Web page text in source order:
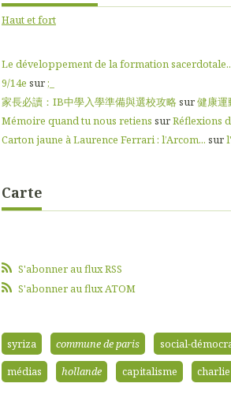
Haut et fort
Le développement de la formation
9/14e sur;_
家長必讀：IB中學入學準備與選校攻略 sur健康運
Mémoire quand tu nous retiens surRéflexions
Carton jaune à Laurence Ferrari : l’Arcom... sur
Carte
S'abonner au flux RSS
S'abonner au flux ATOM
syriza commune de paris social-
médias
hollande capitalisme